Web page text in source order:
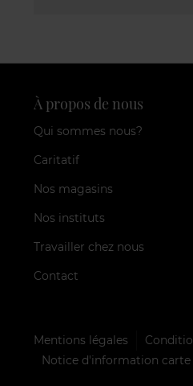
À propos de nous
Qui sommes nous?
Caritatif
Nos magasins
Nos instituts
Travailler chez nous
Contact
Mentions légales
Notice d'information